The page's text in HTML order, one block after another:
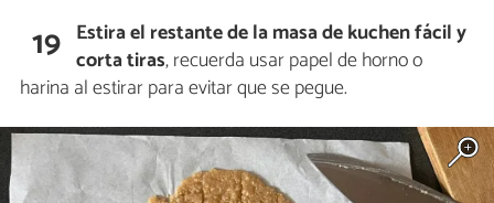
19 Estira el restante de la masa de kuchen fácil y
corta tiras, recuerda usar papel de horno o
harina al estirar para evitar que se pegue.